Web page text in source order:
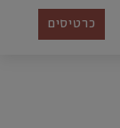
כרטיסים